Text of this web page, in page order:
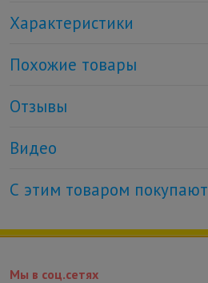
Характеристики
Похожие товары
Отзывы
Видео
С этим товаром покупают
Мы в соц.сетях